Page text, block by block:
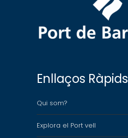
Enllaços Ràpids
Qui som?
Explora el Port vell